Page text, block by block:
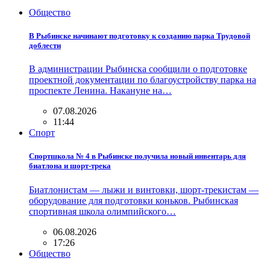
Общество
В Рыбинске начинают подготовку к созданию парка Трудовой
доблести
В администрации Рыбинска сообщили о подготовке
проектной документации по благоустройству парка на
проспекте Ленина. Накануне на…
07.08.2026
11:44
Спорт
Спортшкола № 4 в Рыбинске получила новый инвентарь для
биатлона и шорт-трека
Биатлонистам — лыжи и винтовки, шорт-трекистам —
оборудование для подготовки коньков. Рыбинская
спортивная школа олимпийского…
06.08.2026
17:26
Общество